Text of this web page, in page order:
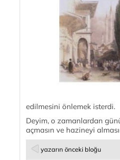
edilmesini önlemek isterdi.
Deyim, o zamanlardan
açmasın ve hazineyi
yazarın önceki bloğu